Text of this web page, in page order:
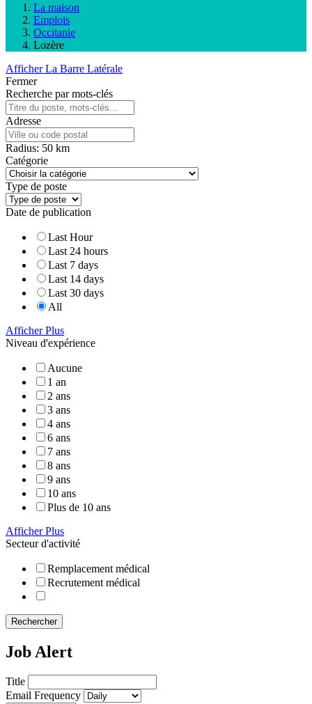
La maison
Emplois
Occitanie
Lozère
Afficher La Barre Latérale
Fermer
Recherche par mots-clés
Adresse
Radius: 50 km
Catégorie
Type de poste
Date de publication
Last Hour
Last 24 hours
Last 7 days
Last 14 days
Last 30 days
All
Afficher Plus
Niveau d'expérience
Aucune
1 an
2 ans
3 ans
4 ans
6 ans
7 ans
8 ans
9 ans
10 ans
Plus de 10 ans
Afficher Plus
Secteur d'activité
Remplacement médical
Recrutement médical
Rechercher
Job Alert
Title
Email Frequency